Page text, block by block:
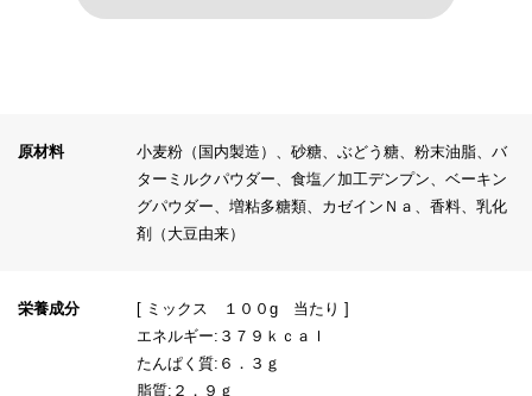
原材料
小麦粉（国内製造）、砂糖、ぶどう糖、粉末油脂、バ
ターミルクパウダー、食塩／加工デンプン、ベーキン
グパウダー、増粘多糖類、カゼインＮａ、香料、乳化
剤（大豆由来）
栄養成分
[ ミックス １００g 当たり ]
エネルギー:３７９ｋｃａｌ
たんぱく質:６．３ｇ
脂質:２．９ｇ